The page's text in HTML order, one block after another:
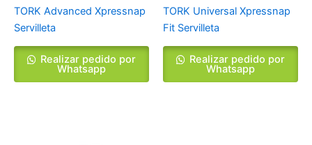
TORK Advanced Xpressnap
Servilleta
Realizar pedido por
Whatsapp
TORK Universal Xpressnap
Fit Servilleta
Realizar pedido por
Whatsapp